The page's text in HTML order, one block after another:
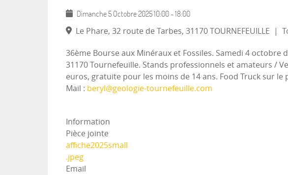
Dimanche 5 Octobre 202510:00 -18:00
Le Phare, 32 route de Tarbes, 31170 TOURNEFEUILLE |
36ème Bourse aux Minéraux et Fossiles. Samedi 4 octobre
31170 Tournefeuille. Stands professionnels et amateurs /
euros, gratuite pour les moins de 14 ans. Food Truck sur
Mail : beryl@geologie-tournefeuille.com
Information
Pièce jointe
affiche2025small
.jpeg
Email